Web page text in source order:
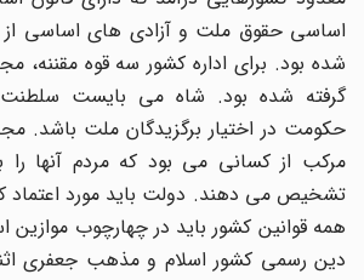
اساسی حقوق ملت و آزادی های اساسی
شده بود. برای اداره کشور سه قوه مقننه،
گرفته شده بود. شاه می بایست سلطنت
حکومت در اختیار برگزیدگان ملت باشد.
مرکب از کسانی می بود که مردم آنها را
تشخیص می دهند. دولت باید مورد اعتماد
همه قوانین کشور باید در چهارچوب
دین رسمی کشور اسلام و مذهب جعفری